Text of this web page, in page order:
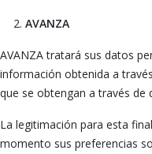
AVANZA
AVANZA tratará sus datos
información obtenida a
que se obtengan a través de
La legitimación para esta
momento sus preferencias